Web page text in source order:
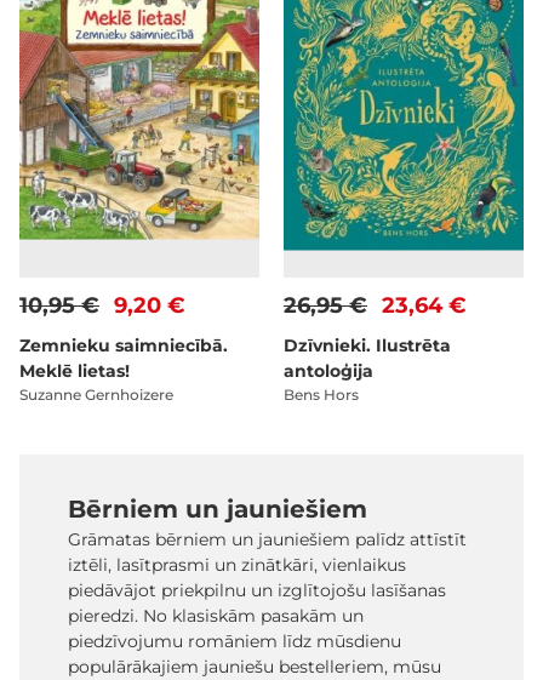
9,20 €
10,95 €
Zemnieku saimniecībā.
Meklē lietas!
Suzanne Gernhoizere
23,64 €
26,95 €
Dzīvnieki. Ilustrēta
antoloģija
Bens Hors
Bērniem un jauniešiem
Grāmatas bērniem un jauniešiem palīdz attīstīt
iztēli, lasītprasmi un zinātkāri, vienlaikus
piedāvājot priekpilnu un izglītojošu lasīšanas
pieredzi. No klasiskām pasakām un
piedzīvojumu romāniem līdz mūsdienu
populārākajiem jauniešu bestelleriem, mūsu